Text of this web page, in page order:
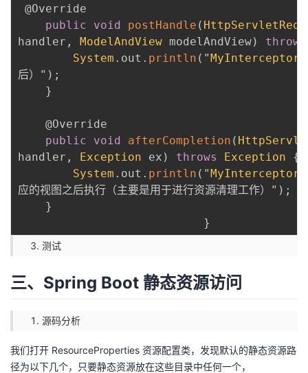
@Override
public
void postHandle (
handler , ModelAndView modelAndView)
throws
System . out . println ( " MyInterceptor
后）" ) ;
}
@Override
public
void afterCompletion (
handler , Exception ex ) throws Exception
{
System . out . println ( " MyInterceptor
应的视图之后执行（主要是用于进行资源清理工作）" ) ;
}
}
测试
三、Spring Boot 静态资源访问
源码分析
我们打开 ResourceProperties 资源配置类，发现默认的静态资源路
径为以下几个，只要静态资源放在这些目录中任何一个，